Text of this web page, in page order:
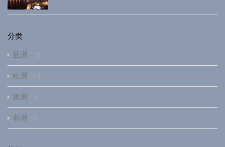
分类
亚洲
11
欧洲 26
澳洲 3
非洲 2